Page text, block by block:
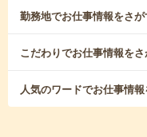
勤務地でお仕事情報をさ
こだわりでお仕事情報を
人気のワードでお仕事情